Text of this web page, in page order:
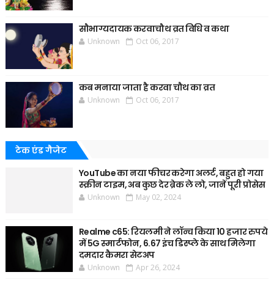
सौभाग्यदायक करवाचौथ व्रत विधि व कथा
Unknown Oct 06, 2017
कब मनाया जाता है करवा चौथ का व्रत
Unknown Oct 06, 2017
टेक एंड गैजेट
YouTube का नया फीचर करेगा अलर्ट, बहुत हो गया
स्क्रीन टाइम, अब कुछ देर ब्रेक ले लो, जानें पूरी प्रोसेस
Unknown May 02, 2024
Realme c65: रियलमी ने लॉन्च किया 10 हजार रुपये
में 5G स्मार्टफोन, 6.67 इंच डिस्प्ले के साथ मिलेगा
दमदार कैमरा सेटअप
Unknown Apr 26, 2024